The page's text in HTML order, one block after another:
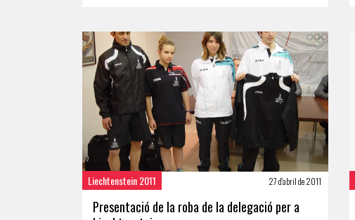
Liechtenstein 2011 27 d'abril de 2011
Presentació de la roba de la delegació per a